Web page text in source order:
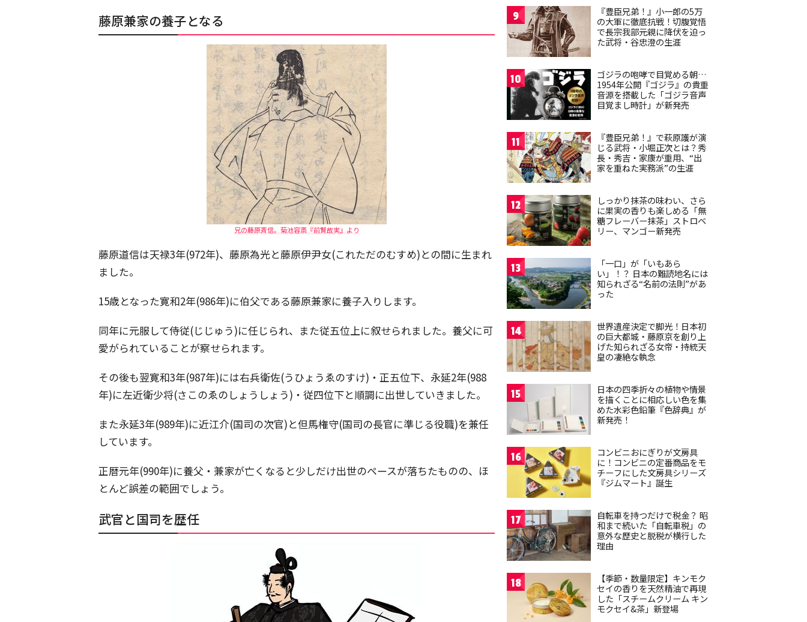
藤原兼家の養子となる
兄の藤原斉信。菊池容斎『前賢故実』より
藤原道信は天禄3年(972年)、藤原為光と藤原伊尹女(これただのむすめ)との間に生まれ
ました。
15歳となった寛和2年(986年)に伯父である藤原兼家に養子入りします。
同年に元服して侍従(じじゅう)に任じられ、また従五位上に叙せられました。養父に可
愛がられていることが察せられます。
その後も翌寛和3年(987年)には右兵衛佐(うひょうゑのすけ)・正五位下、永延2年(988
年)に左近衛少将(さこのゑのしょうしょう)・従四位下と順調に出世していきました。
また永延3年(989年)に近江介(国司の次官)と但馬権守(国司の長官に準じる役職)を兼任
しています。
正暦元年(990年)に養父・兼家が亡くなると少しだけ出世のペースが落ちたものの、ほ
とんど誤差の範囲でしょう。
武官と国司を歴任
9
『豊臣兄弟！』小一郎の5万
の大軍に徹底抗戦！切腹覚悟
で長宗我部元親に降伏を迫っ
た武将・谷忠澄の生涯
10
ゴジラの咆哮で目覚める朝…
1954年公開『ゴジラ』の貴重
音源を搭載した「ゴジラ音声
目覚まし時計」が新発売
11
『豊臣兄弟！』で萩原護が演
じる武将・小堀正次とは？秀
長・秀吉・家康が重用、“出
家を重ねた実務派”の生涯
12
しっかり抹茶の味わい、さら
に果実の香りも楽しめる「無
糖フレーバー抹茶」ストロベ
リー、マンゴー新発売
13
「一口」が「いもあら
い」！？ 日本の難読地名には
知られざる“名前の法則”があ
った
14
世界遺産決定で脚光！日本初
の巨大都城・藤原京を創り上
げた知られざる女帝・持統天
皇の凄絶な執念
15
日本の四季折々の植物や情景
を描くことに相応しい色を集
めた水彩色鉛筆『色辞典』が
新発売！
16
コンビニおにぎりが文房具
に！コンビニの定番商品をモ
チーフにした文房具シリーズ
『ジムマート』誕生
17
自転車を持つだけで税金？ 昭
和まで続いた「自転車税」の
意外な歴史と脱税が横行した
理由
18
【季節・数量限定】キンモク
セイの香りを天然精油で再現
した「スチームクリーム キン
モクセイ&茶」新登場